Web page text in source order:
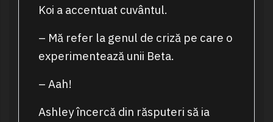
Koi a accentuat cuvântul.
– Mă refer la genul de criză pe care o
experimentează unii Beta.
– Aah!
Ashley încercă din răsputeri să ia